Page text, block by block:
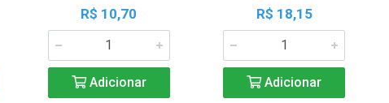
R$ 10,70
Adicionar
R$ 18,15
Adicionar